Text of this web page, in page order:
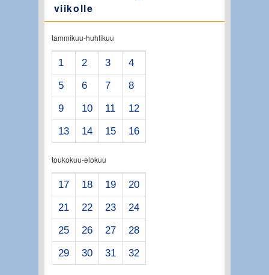
viikolle
tammikuu-huhtikuu
1 2 3
4
5
6 7
8
9
10 11
12
13
14 15 16
toukokuu-elokuu
17 18 19
20
21
22 23
24
25
26 27
28
29
30 31 32